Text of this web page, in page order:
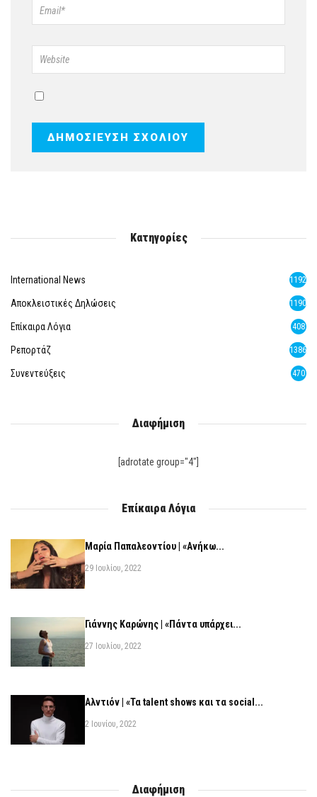
Κατηγορίες
International News 1192
Αποκλειστικές Δηλώσεις 1190
Επίκαιρα Λόγια 408
Ρεπορτάζ 1386
Συνεντεύξεις 470
Διαφήμιση
[adrotate group="4"]
Επίκαιρα Λόγια
Μαρία Παπαλεοντίου | «Ανήκω...
29 Ιουλίου, 2022
Γιάννης Καρώνης | «Πάντα υπάρχει...
27 Ιουλίου, 2022
Αλντιόν | «Τα talent shows και τα social...
2 Ιουνίου, 2022
Διαφήμιση